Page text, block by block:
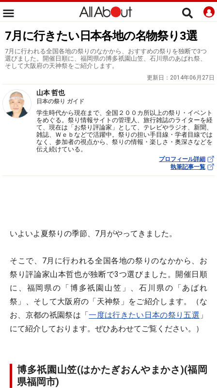
7月に行きたい日本各地の名物祭り3選
7月に行われる全国各地の祭りのなかから、おすすめの祭りを独断で3つ
選びました。開催日順に、福岡県の博多祇園山笠、石川県のあばれ祭、
そして大阪府の天神祭をご紹介します。
更新日： 2014年06月27日
山本 哲也
日本の祭り ガイド
学生時代から現在まで、全国２００カ所以上の祭り・イベント
をめぐる。祭り情報サイトの管理人、旅行雑誌のライターを経
て、現在は「お祭り評論家」として、テレビやラジオ、新聞、
雑誌、Ｗｅｂなどで活躍中。祭りの担い手目線・学者目線では
なく、参加者の視点から、祭りの情報・楽しさ・奥深さなどを
伝え続けている。
プロフィール詳細
執筆記事一覧
いよいよ夏祭りの季節、7月がやってきました。
そこで、7月に行われる全国各地の祭りのなかから、お
祭り評論家山本哲也が独断で3つ選びました。開催日順
に、福岡県の「博多祇園山笠」、石川県の「あばれ
祭」、そして大阪府の「天神祭」をご紹介します。（な
お、京都の祇園祭は「一度は行きたい日本の祭り五選 」
にて紹介しております。ぜひあわせてご覧ください。）
博多祇園山笠(はかたぎおんやまかさ)(福岡
県福岡市)